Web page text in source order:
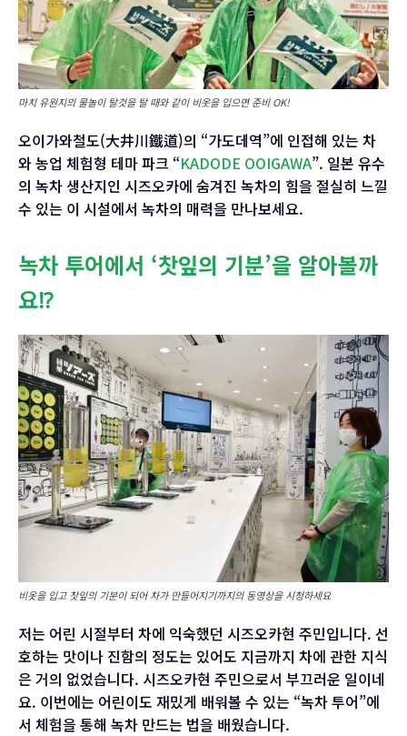
마치 유원지의 물놀이 탈것을 탈 때와 같이 비옷을 입으면 준비 OK!
오이가와철도(大井川鐵道)의 “가도데역”에 인접해 있는 차
와 농업 체험형 테마 파크 “KADODE OOIGAWA”. 일본 유수
의 녹차 생산지인 시즈오카에 숨겨진 녹차의 힘을 절실히 느낄
수 있는 이 시설에서 녹차의 매력을 만나보세요.
녹차 투어에서 ‘찻잎의 기분’을 알아볼까
요⁉
비옷을 입고 찻잎의 기분이 되어 차가 만들어지기까지의 동영상을 시청하세요
저는 어린 시절부터 차에 익숙했던 시즈오카현 주민입니다. 선
호하는 맛이나 진함의 정도는 있어도 지금까지 차에 관한 지식
은 거의 없었습니다. 시즈오카현 주민으로서 부끄러운 일이네
요. 이번에는 어린이도 재밌게 배워볼 수 있는 “녹차 투어”에
서 체험을 통해 녹차 만드는 법을 배웠습니다.